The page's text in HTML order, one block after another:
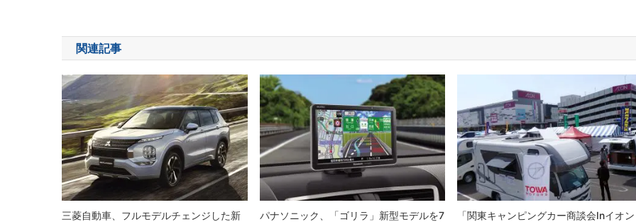
ナ
ビ
ゲ
ー
シ
ョ
ン
関連記事
三菱自動車、フルモデルチェンジした新
パナソニック、「ゴリラ」新型モデルを7
「関東キャンピングカー商談会inイオン